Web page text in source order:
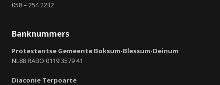
058 – 254 2232
Banknummers
Protestantse Gemeente Boksum-Blessum-Deinum
NL88 RABO 0119 3579 41
Diaconie Terpoarte